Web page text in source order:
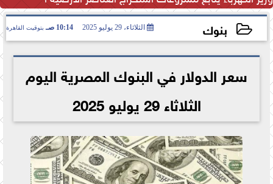
بنوك الثلاثاء، 29 يوليو 2025 10:14 صـ بتوقيت القاهرة
2025-07-29 10:14:19
سعر الدولار في البنوك المصرية اليوم
الثلاثاء 29 يوليو 2025